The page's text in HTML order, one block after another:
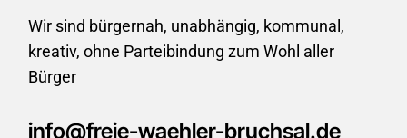
Wir sind bürgernah, unabhängig, kommunal,
kreativ, ohne Parteibindung zum Wohl aller
Bürger
info@freie-waehler-bruchsal.de